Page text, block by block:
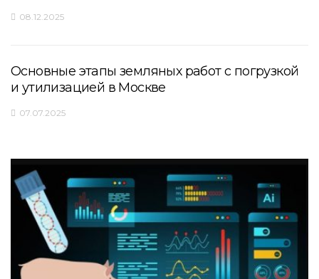
08.12.2025
Основные этапы земляных работ с погрузкой
и утилизацией в Москве
07.07.2025